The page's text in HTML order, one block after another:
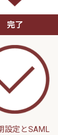
完了
設定とSAML